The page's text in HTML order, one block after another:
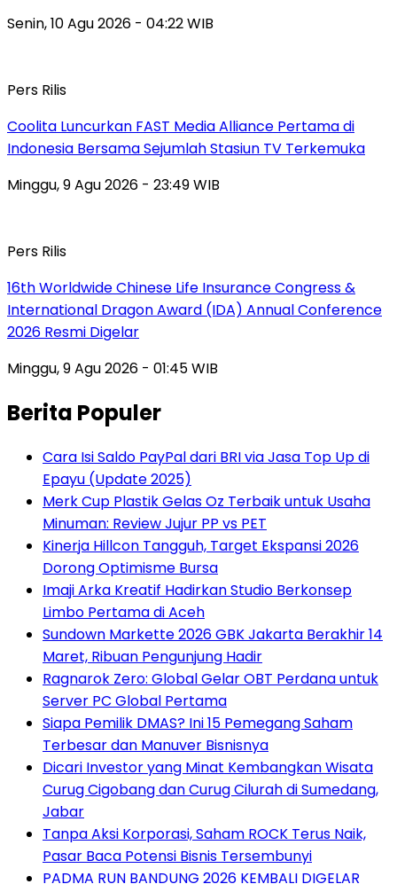
Senin, 10 Agu 2026 - 04:22 WIB
Pers Rilis
Coolita Luncurkan FAST Media Alliance Pertama di
Indonesia Bersama Sejumlah Stasiun TV Terkemuka
Minggu, 9 Agu 2026 - 23:49 WIB
Pers Rilis
16th Worldwide Chinese Life Insurance Congress &
International Dragon Award (IDA) Annual Conference
2026 Resmi Digelar
Minggu, 9 Agu 2026 - 01:45 WIB
Berita Populer
Cara Isi Saldo PayPal dari BRI via Jasa Top Up di
Epayu (Update 2025)
Merk Cup Plastik Gelas Oz Terbaik untuk Usaha
Minuman: Review Jujur PP vs PET
Kinerja Hillcon Tangguh, Target Ekspansi 2026
Dorong Optimisme Bursa
Imaji Arka Kreatif Hadirkan Studio Berkonsep
Limbo Pertama di Aceh
Sundown Markette 2026 GBK Jakarta Berakhir 14
Maret, Ribuan Pengunjung Hadir
Ragnarok Zero: Global Gelar OBT Perdana untuk
Server PC Global Pertama
Siapa Pemilik DMAS? Ini 15 Pemegang Saham
Terbesar dan Manuver Bisnisnya
Dicari Investor yang Minat Kembangkan Wisata
Curug Cigobang dan Curug Cilurah di Sumedang,
Jabar
Tanpa Aksi Korporasi, Saham ROCK Terus Naik,
Pasar Baca Potensi Bisnis Tersembunyi
PADMA RUN BANDUNG 2026 KEMBALI DIGELAR